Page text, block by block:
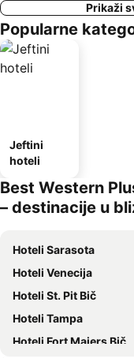
Prikaži
Popularne
Jeftini
hoteli
Best Western
– destinacije u
Hoteli Sarasota
Hoteli Venecija
Hoteli St. Pit Bič
Hoteli Tampa
Hoteli Fort Majers Bič